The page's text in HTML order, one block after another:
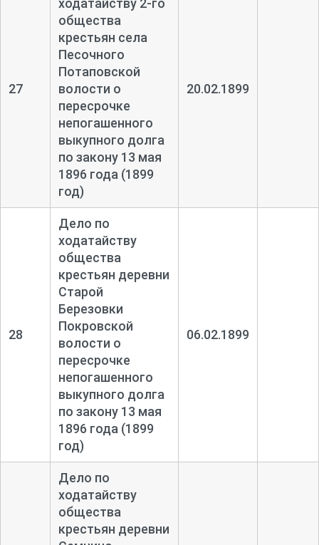
27
ходатайству 2-го
общества
крестьян села
Песочного
Потаповской
волости о
пересрочке
непогашенного
выкупного долга
по закону 13 мая
1896 года (1899
год)
20.02.1899
28
Дело по
ходатайству
общества
крестьян деревни
Старой
Березовки
Покровской
волости о
пересрочке
непогашенного
выкупного долга
по закону 13 мая
1896 года (1899
год)
06.02.1899
Дело по
ходатайству
общества
крестьян деревни